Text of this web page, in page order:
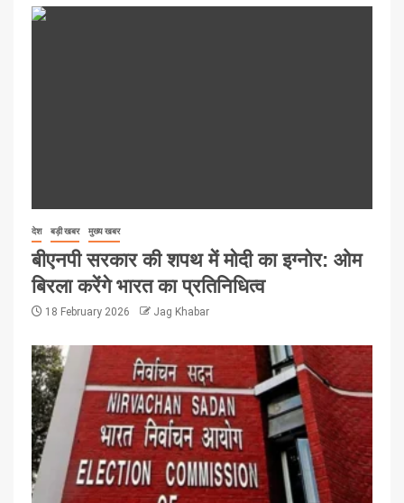
देश बड़ी खबर मुख्य खबर
बीएनपी सरकार की शपथ में मोदी का इग्नोर: ओम
बिरला करेंगे भारत का प्रतिनिधित्व
18 February 2026 Jag Khabar